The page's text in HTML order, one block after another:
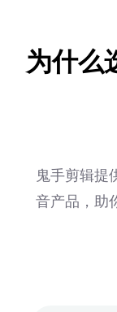
为什么
鬼手剪辑提
音产品，助